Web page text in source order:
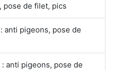
pose de filet, pics
anti pigeons, pose de
anti pigeons, pose de